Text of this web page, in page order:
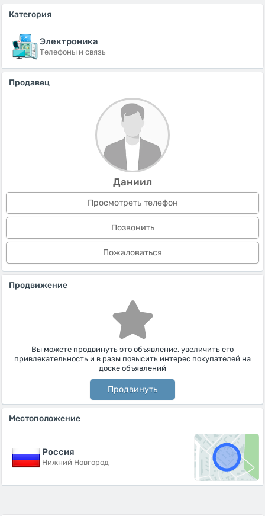
Категория
Электроника
Телефоны и связь
Продавец
Даниил
Просмотреть телефон
Позвонить
Пожаловаться
Продвижение
Вы можете продвинуть это объявление, увеличить его
привлекательность и в разы повысить интерес покупателей на
доске объявлений
Продвинуть
Местоположение
Россия
Нижний Новгород